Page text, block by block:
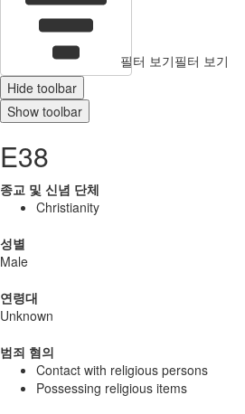
필터 보기필터 보기
Hide toolbar
Show toolbar
E38
종교 및 신념 단체
Christianity
성별
Male
연령대
Unknown
범죄 혐의
Contact with religious persons
Possessing religious items